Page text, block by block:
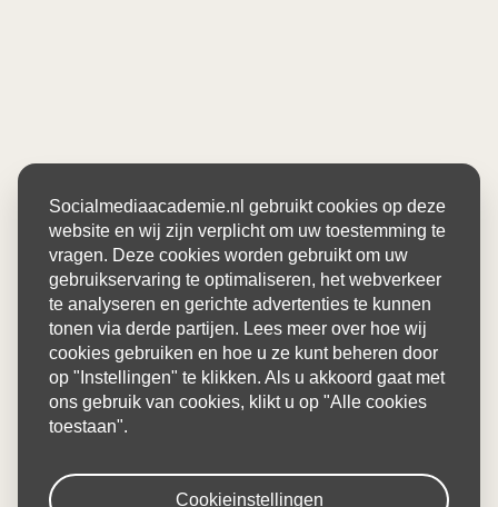
Socialmediaacademie.nl gebruikt cookies op deze
website en wij zijn verplicht om uw toestemming te
vragen. Deze cookies worden gebruikt om uw
gebruikservaring te optimaliseren, het webverkeer
te analyseren en gerichte advertenties te kunnen
tonen via derde partijen. Lees meer over hoe wij
cookies gebruiken en hoe u ze kunt beheren door
op "Instellingen" te klikken. Als u akkoord gaat met
ons gebruik van cookies, klikt u op "Alle cookies
toestaan".
Cookieinstellingen